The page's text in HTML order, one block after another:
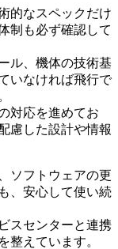
的なスペックだけ
制も必ず確認して
ル、機体の技術基
いなければ飛行で
対応を進めてお
慮した設計や情報
ソフトウェアの更
、安心して使い続
スセンターと連携
整えています。